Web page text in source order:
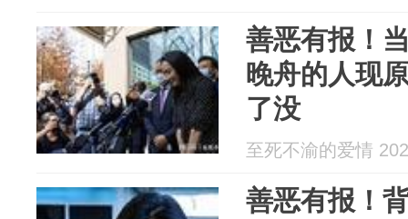
善恶有报！
晚舟的人现
了没
至死不渝的爱情
善恶有报！